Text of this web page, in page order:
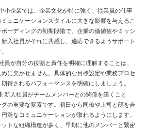
小企業では、企業文化が特に強く、従業員の仕事
ュニケーションスタイルに大きな影響を与えるこ
ーディングの初期段階で、企業の価値観やミッシ
入社員がそれに共感し、適応できるようサポート
員が自分の役割と責任を明確に理解することは、
に欠かせません。具体的な目標設定や業務プロセ
待されるパフォーマンスを明確にしましょう。
: 新入社員がチームメンバーとの関係を築くこと
の重要な要素です。初日から同僚や上司と顔を合
滑なコミュニケーションが取れるようにします。
トな組織構造が多く、早期に他のメンバーと緊密